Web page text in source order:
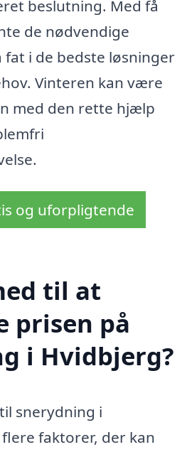
beslutning. Med få
de nødvendige
i de bedste løsninger
Vinteren kan være
med den rette hjælp
og uforpligtende
til at
prisen på
i Hvidbjerg?
snerydning i
faktorer, der kan